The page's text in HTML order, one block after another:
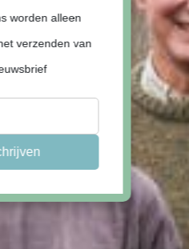
worden alleen
verzenden van